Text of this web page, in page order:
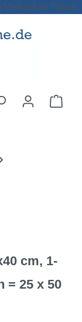
an Privat!
cm, 1-
= 25 x 50